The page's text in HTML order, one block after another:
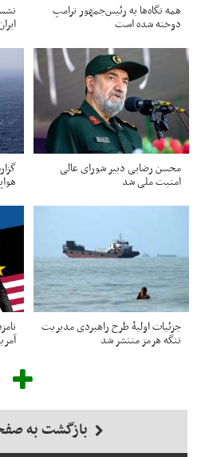
همه نگاه‌ها به رئیس‌جمهور ترامپ
دوخته شده است
محسن رضایی دبیر شورای عالی
امنیت ملی شد
جزئیات اولیۀ طرح راهبردی مدیریت
تنگه هرمز منتشر شد
بازگشت به